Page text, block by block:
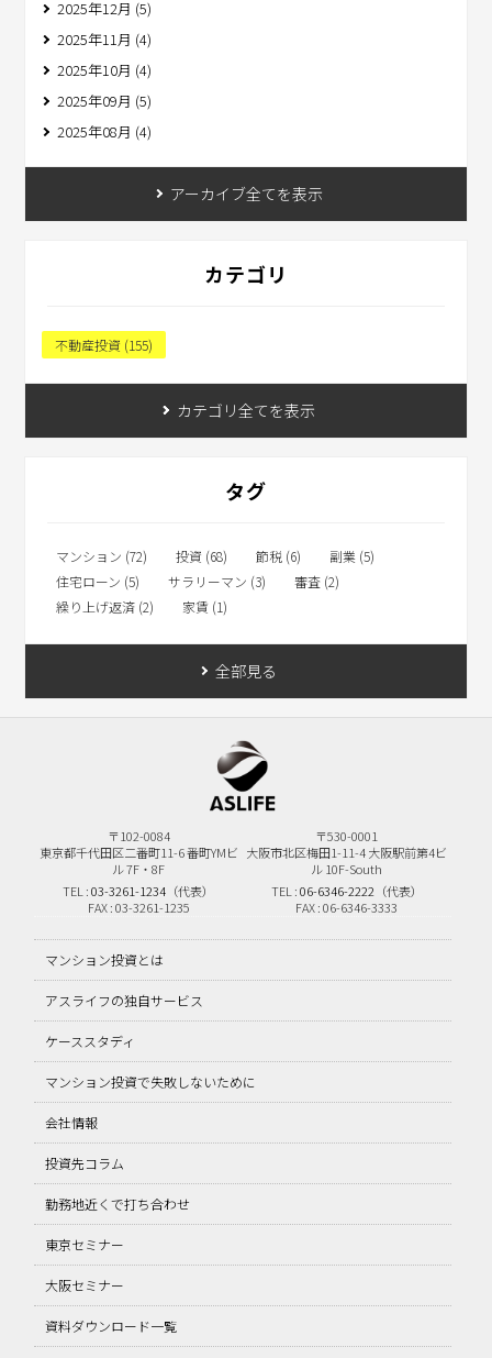
2025年12月 (5)
2025年11月 (4)
2025年10月 (4)
2025年09月 (5)
2025年08月 (4)
アーカイブ全てを表示
カテゴリ
不動産投資 (155)
カテゴリ全てを表示
タグ
マンション (72) 投資 (68) 節税 (6)
副業 (5)
住宅ローン (5)
サラリーマン (3)
審査 (2)
繰り上げ返済 (2)
家賃 (1)
全部見る
〒102-0084
東京都千代田区二番町11-6番町YMビ
ル 7F・8F
TEL :03-3261-1234 （代表）
FAX : 03-3261-1235
〒530-0001
大阪市北区梅田1-11-4大阪駅前第4ビ
ル 10F-South
TEL :06-6346-2222 （代表）
FAX : 06-6346-3333
マンション投資とは
アスライフの独自サービス
ケーススタディ
マンション投資で失敗しないために
会社情報
投資先コラム
勤務地近くで打ち合わせ
東京セミナー
大阪セミナー
資料ダウンロード一覧